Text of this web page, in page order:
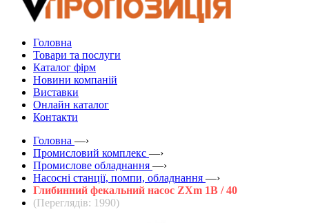
Головна
Товари та послуги
Каталог фірм
Новини компаній
Виставки
Онлайн каталог
Контакти
Головна —›
Промисловий комплекс —›
Промислове обладнання —›
Насосні станції, помпи, обладнання —›
Глибинний фекальний насос ZXm 1B / 40
(Переглядів: 1990)